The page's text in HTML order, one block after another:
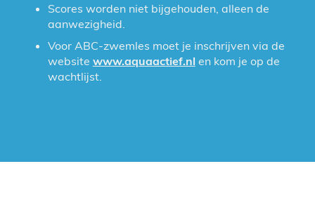
Scores worden niet bijgehouden, alleen de
aanwezigheid.
Voor ABC-zwemles moet je inschrijven via de
website www.aquaactief.nl en kom je op de
wachtlijst.